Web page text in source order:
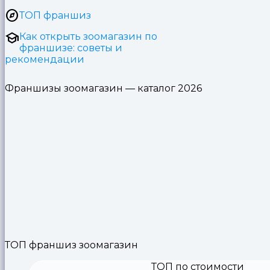
ТОП франшиз
Как открыть зоомагазин по
франшизе: советы и
рекомендации
Франшизы зоомагазин — каталог 2026
ТОП франшиз зоомагазин
ТОП по стоимости